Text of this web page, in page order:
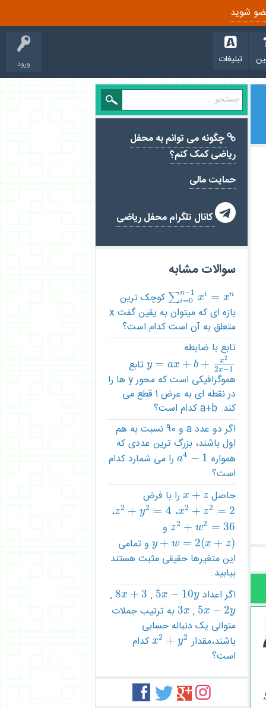
شوید
ورود تبلیغات
چگونه می توانم به محفل
ریاضی کمک کنم؟
حمایت مالی
کانال تلگرام محفل ریاضی
سوالات مشابه
∑n−1
i=0 xi = xn
∑i=0n−1x =x n
کوچک ترین
بازه ای که میتوان به یقین گفت x
متعلق به آن است کدام است؟
تابع با ضابطه
y = ax + b + x2
2x−1
y=ax +b+x22x− 1
تابع
هموگرافیکی است که محور y ها را
در نقطه ای به عرض 1 قطع می
کند. a+b کدام است؟
اگر دو عدد a و 90 نسبت به هم
اول باشند، بزرگ ترین عددی که
همواره
a4 − 1
a4 −1
را می شمارد کدام
است؟
حاصل
x + z
x+z را با فرض
x2 + z2 = 2
x2 +z2=2 ، z2 + y2 = 4
z2 +y 2=4 ،
z2 + w2 = 36
z2 +w 2=36 و
y + w = 2(x + z)
y+w =2 (x+z)
و تمامی
این متغیرها حقیقی مثبت هستند
بیابید.
اگر اعداد
5x − 10y
5x−10 y
,
8x + 3
8x+3
,
5x − 2y
5x−2y
,
3x
3x
به ترتیب جملات
متوالی یک دنباله حسابی
باشند،مقدار
x2 + y2
x2 +y2
کدام
است؟
   